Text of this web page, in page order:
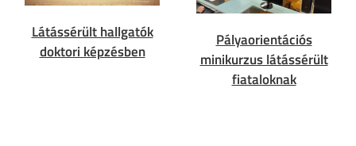
Látássérült hallgatók
doktori képzésben
Pályaorientációs
minikurzus látássérült
fiataloknak